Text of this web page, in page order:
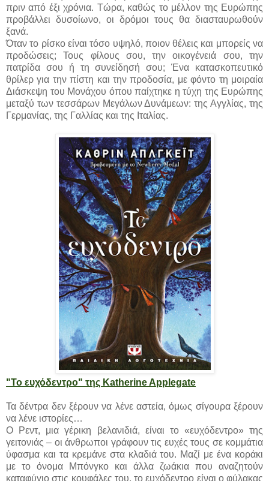
πριν από έξι χρόνια. Τώρα, καθώς το μέλλον της Ευρώπης
προβάλλει δυσοίωνο, οι δρόμοι τους θα διασταυρωθούν
ξανά.
Όταν το ρίσκο είναι τόσο υψηλό, ποιον θέλεις και μπορείς να
προδώσεις; Τους φίλους σου, την οικογένειά σου, την
πατρίδα σου ή τη συνείδησή σου; Ένα κατασκοπευτικό
θρίλερ για την πίστη και την προδοσία, με φόντο τη μοιραία
Διάσκεψη του Μονάχου όπου παίχτηκε η τύχη της Ευρώπης
μεταξύ των τεσσάρων Μεγάλων Δυνάμεων: της Αγγλίας, της
Γερμανίας, της Γαλλίας και της Ιταλίας.
"Το ευχόδεντρο" της Katherine Applegate
Τα δέντρα δεν ξέρουν να λένε αστεία, όμως σίγουρα ξέρουν
να λένε ιστορίες…
Ο Ρεντ, μια γέρικη βελανιδιά, είναι το «ευχόδεντρο» της
γειτονιάς – οι άνθρωποι γράφουν τις ευχές τους σε κομμάτια
ύφασμα και τα κρεμάνε στα κλαδιά του. Μαζί με ένα κοράκι
με το όνομα Μπόνγκο και άλλα ζωάκια που αναζητούν
καταφύγιο στις κουφάλες του, το ευχόδεντρο είναι ο φύλακας